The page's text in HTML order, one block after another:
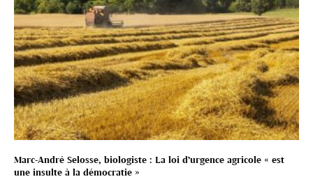
Marc-André Selosse, biologiste : La loi d’urgence agricole « est
une insulte à la démocratie »